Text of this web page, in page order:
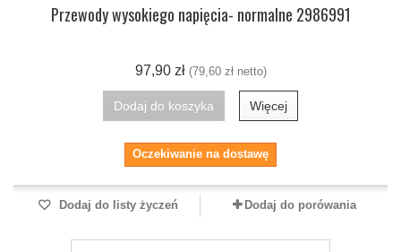
Przewody wysokiego napięcia- normalne 2986991
97,90 zł(79,60 zł netto)
Dodaj do koszyka Więcej
Oczekiwanie na dostawę
Dodaj do listy życzeń Dodaj do porówania